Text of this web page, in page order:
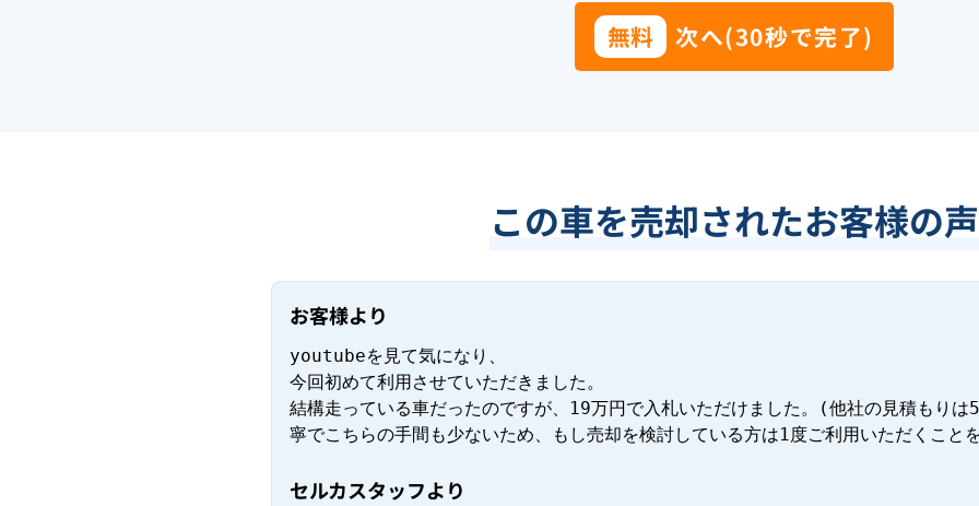
無料 次へ(30秒で完了)
この車を売却されたお客様の声
お客様より
youtubeを見て気になり、
今回初めて利用させていただきました。
結構走っている車だったのですが、19万円で入札いただけました。(他社の見積もり
寧でこちらの手間も少ないため、もし売却を検討している方は1度ご利用いただくこと
セルカスタッフより